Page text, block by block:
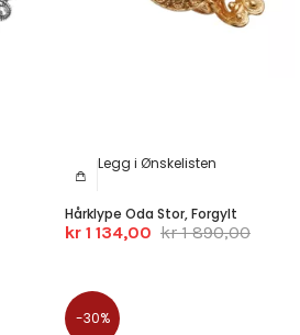
Legg i Ønskelisten
Hårklype Oda Stor, Forgylt
kr 1 134,00 kr 1 890,00
-30%